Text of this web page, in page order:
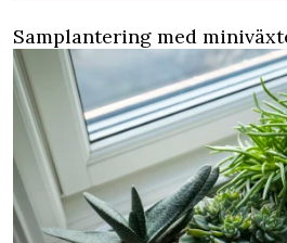
Samplantering med